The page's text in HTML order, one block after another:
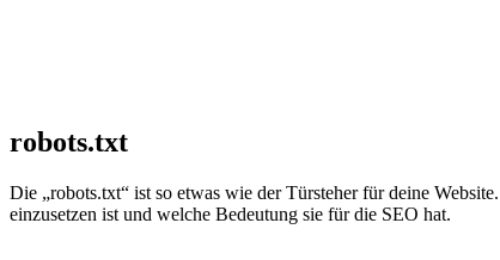
robots.txt
Die „robots.txt“ ist so etwas wie der Türsteher für deine
einzusetzen ist und welche Bedeutung sie für die SEO hat.